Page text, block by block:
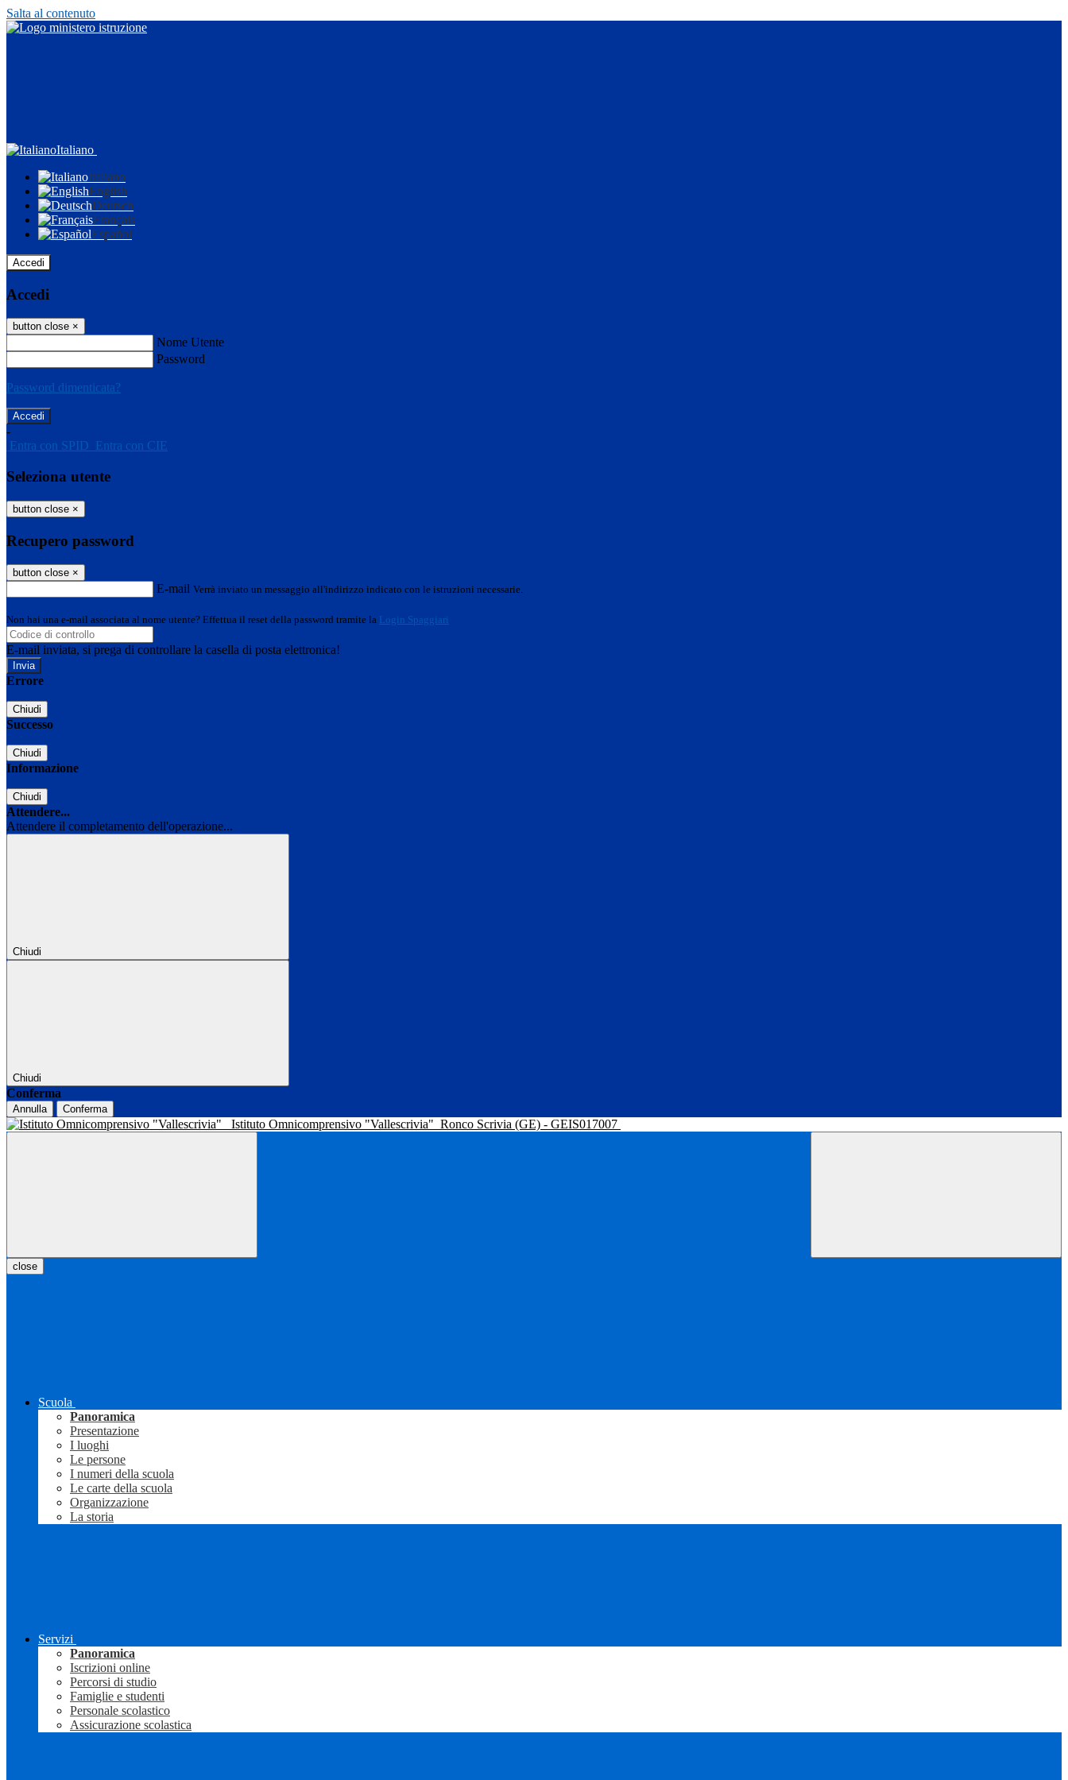
Salta al contenuto
Italiano
Italiano
English
Deutsch
Français
Español
Accedi
Accedi
button close ×
Nome Utente
Password
Password dimenticata?
-
Entra con SPID Entra con CIE
Seleziona utente
button close ×
Recupero password
button close ×
E-mail Verrà inviato un messaggio all'indirizzo indicato con le istruzioni necessarie.
Non hai una e-mail associata al nome utente? Effettua il reset della password tramite la Login Spaggiari
E-mail inviata, si prega di controllare la casella di posta elettronica!
Errore
Chiudi
Successo
Chiudi
Informazione
Chiudi
Attendere...
Attendere il completamento dell'operazione...
Chiudi
Chiudi
Conferma
Annulla Conferma
Istituto Omnicomprensivo "Vallescrivia" Ronco Scrivia (GE) - GEIS017007
close
Scuola
Panoramica
Presentazione
I luoghi
Le persone
I numeri della scuola
Le carte della scuola
Organizzazione
La storia
Servizi
Panoramica
Iscrizioni online
Percorsi di studio
Famiglie e studenti
Personale scolastico
Assicurazione scolastica